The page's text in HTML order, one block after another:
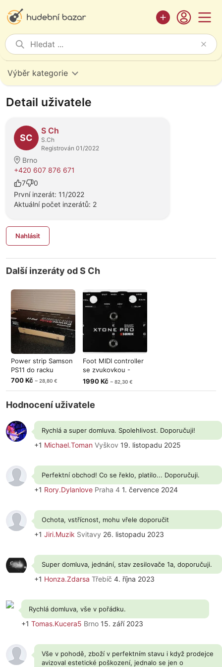
Výběr kategorie
Detail uživatele
SC
S Ch
S.Ch
Registrován 01/2022
Brno
+420 607 876 671
7
0
První inzerát: 11/2022
Aktuální počet inzerátů: 2
Nahlásit
Další inzeráty od S Ch
Power strip Samson
PS11 do racku
700 Kč ~ 28,80 €
Foot MIDI controller
se zvukovkou -
XSonic XT
1990 Kč ~ 82,30 €
Hodnocení uživatele
Rychlá a super domluva. Spolehlivost. Doporučuji!
+1 Michael.Toman Vyškov 19. listopadu 2025
Perfektní obchod! Co se řeklo, platilo... Doporučuji.
+1 Rory.Dylanlove Praha 4 1. července 2024
Ochota, vstřícnost, mohu vřele doporučit
+1 Jiri.Muzik Svitavy 26. listopadu 2023
Super domluva, jednání, stav zesilovače 1a, doporučuji.
+1 Honza.Zdarsa Třebíč 4. října 2023
Rychlá domluva, vše v pořádku.
+1 Tomas.Kucera5 Brno 15. září 2023
Vše v pohodě, zboží v perfektním stavu i když prodejce
avizoval estetické poškození, jednalo se jen o